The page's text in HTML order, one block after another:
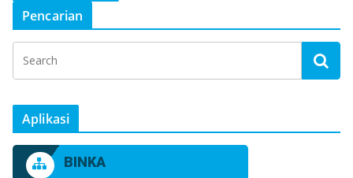
Pencarian
Aplikasi
BINKA